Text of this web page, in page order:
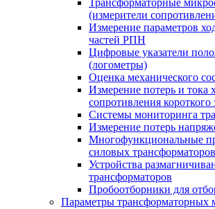
Трансформаторные
(измерители
Измерение параметров
частей РПН
Цифровые указатели
(логометры)
Оценка механического
Измерение потерь и тока
сопротивления
Системы мониторинга
Измерение потерь
Многофункциональные
силовых трансформаторов
Устройства
трансформаторов
Пробоотборники для
Параметры трансформаторных